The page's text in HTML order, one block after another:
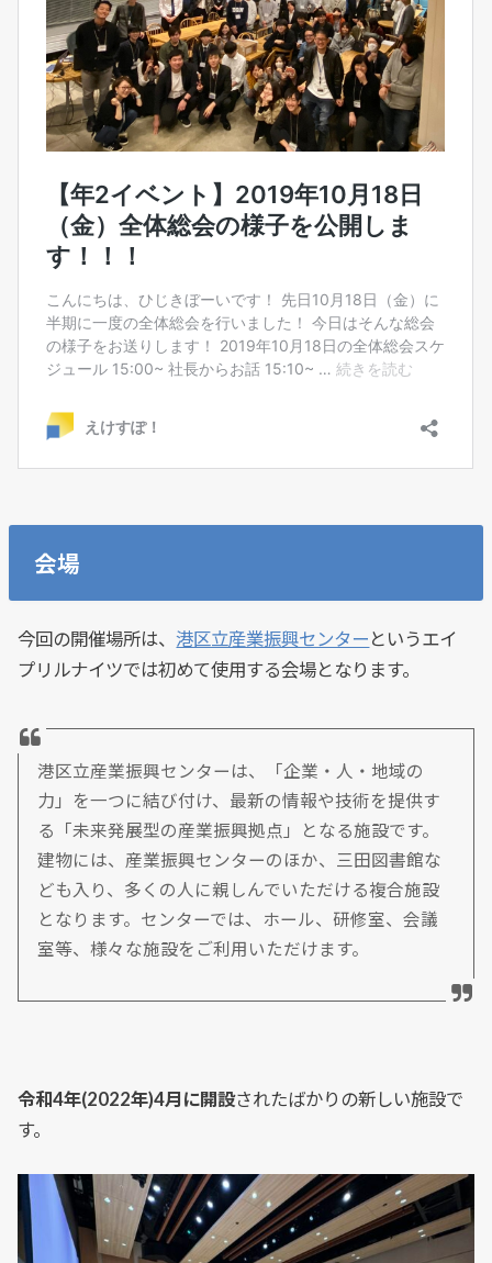
会場
今回の開催場所は、港区立産業振興センター というエイ
プリルナイツでは初めて使用する会場となります。
港区立産業振興センターは、「企業・人・地域の
力」を一つに結び付け、最新の情報や技術を提供す
る「未来発展型の産業振興拠点」となる施設です。
建物には、産業振興センターのほか、三田図書館な
ども入り、多くの人に親しんでいただける複合施設
となります。センターでは、ホール、研修室、会議
室等、様々な施設をご利用いただけます。
令和4年(2022年)4月に開設されたばかりの新しい施設で
す。